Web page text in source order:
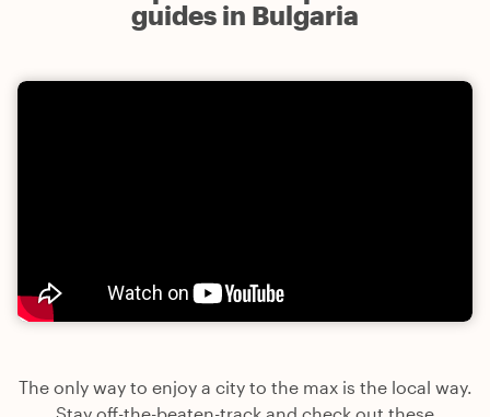
guides in Bulgaria
The only way to enjoy a city to the max is the local way.